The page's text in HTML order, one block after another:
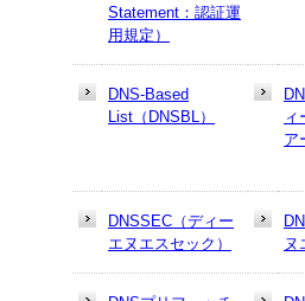
Statement：認証運
用規定）
DNS-Based
List（DNSBL）
ィ
ア
DNSSEC（ディー
エヌエスセック）
ヌ